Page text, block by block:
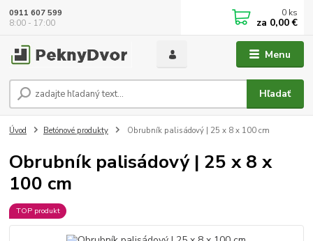
Menu
Hľadať
0911 607 599
8:00 - 17:00
0 ks
za 0,00 €
Úvod Betónové produkty Obrubník palisádový | 25 x 8 x 100 cm
Obrubník palisádový | 25 x 8 x
100 cm
TOP produkt